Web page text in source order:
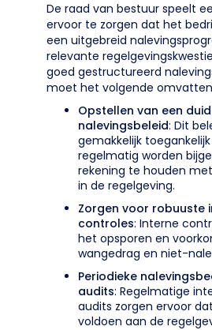
De raad van bestuur speelt
ervoor te zorgen dat het
een uitgebreid
relevante
goed gestructureerd
moet het volgende
Opstellen van een
nalevingsbeleid: Dit
gemakkelijk
regelmatig worden
rekening te houden
in de regelgeving.
Zorgen voor robuuste
controles: Interne
het opsporen en
wangedrag en niet-
Periodieke
audits: Regelmatige
audits zorgen ervoor
voldoen aan de